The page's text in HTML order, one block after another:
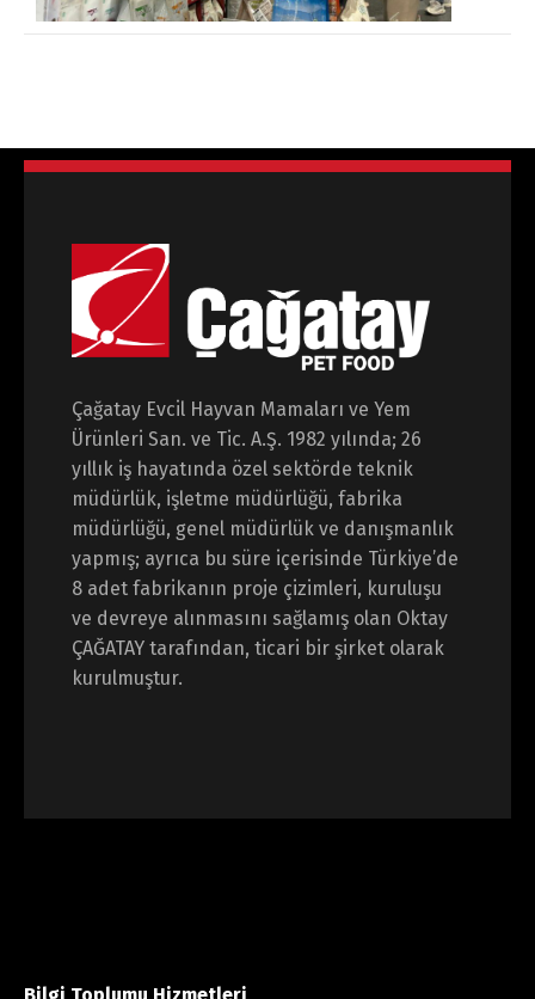
Çağatay Evcil Hayvan Mamaları ve Yem
Ürünleri San. ve Tic. A.Ş. 1982 yılında; 26
yıllık iş hayatında özel sektörde teknik
müdürlük, işletme müdürlüğü, fabrika
müdürlüğü, genel müdürlük ve danışmanlık
yapmış; ayrıca bu süre içerisinde Türkiye’de
8 adet fabrikanın proje çizimleri, kuruluşu
ve devreye alınmasını sağlamış olan Oktay
ÇAĞATAY tarafından, ticari bir şirket olarak
kurulmuştur.